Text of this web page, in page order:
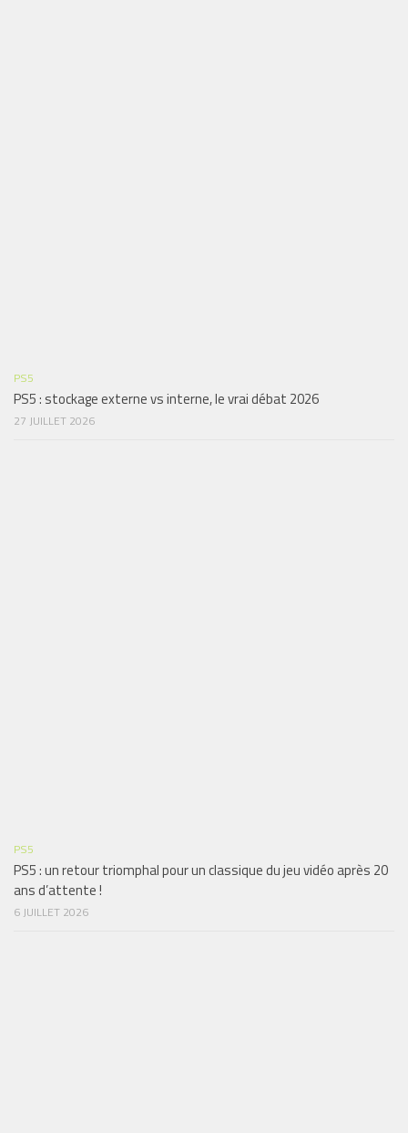
PS5
PS5 : stockage externe vs interne, le vrai débat 2026
27 JUILLET 2026
PS5
PS5 : un retour triomphal pour un classique du jeu vidéo après 20
ans d’attente !
6 JUILLET 2026